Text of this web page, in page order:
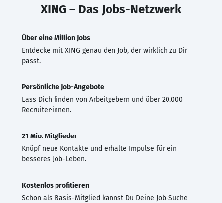
XING – Das Jobs-Netzwerk
Über eine Million Jobs
Entdecke mit XING genau den Job, der wirklich zu Dir
passt.
Persönliche Job-Angebote
Lass Dich finden von Arbeitgebern und über 20.000
Recruiter·innen.
21 Mio. Mitglieder
Knüpf neue Kontakte und erhalte Impulse für ein
besseres Job-Leben.
Kostenlos profitieren
Schon als Basis-Mitglied kannst Du Deine Job-Suche